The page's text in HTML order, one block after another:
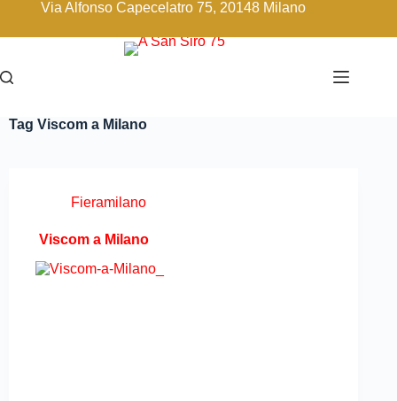
Via Alfonso Capecelatro 75, 20148 Milano
Tag Viscom a Milano
Fieramilano
Viscom a Milano